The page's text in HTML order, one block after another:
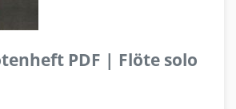
PDF | Flöte solo